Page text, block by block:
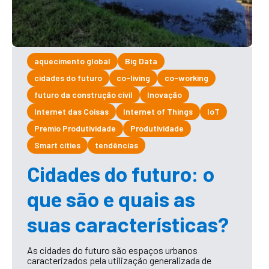
aquecimento global
Big Data
cidades do futuro
co-living
co-working
futuro da construção civil
Inovação
Internet das Coisas
Internet of Things
IoT
Premio Produtividade
Produtividade
Smart cities
tendências
Cidades do futuro: o
que são e quais as
suas características?
As cidades do futuro são espaços urbanos
caracterizados pela utilização generalizada de